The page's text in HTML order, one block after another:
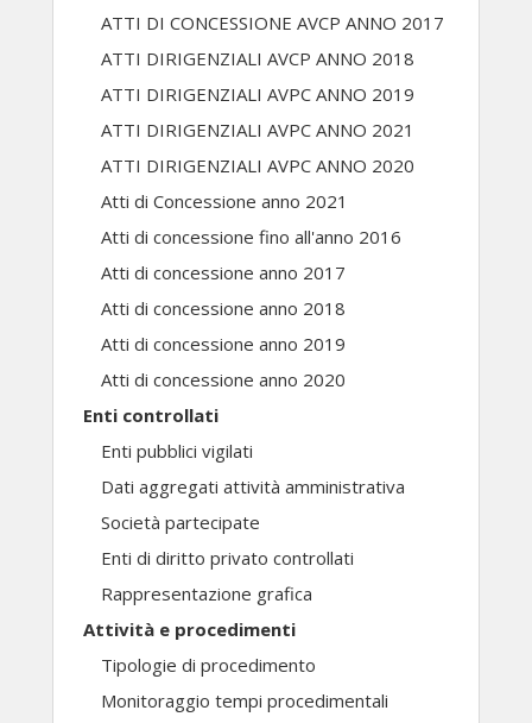
ATTI DI CONCESSIONE AVCP ANNO 2017
ATTI DIRIGENZIALI AVCP ANNO 2018
ATTI DIRIGENZIALI AVPC ANNO 2019
ATTI DIRIGENZIALI AVPC ANNO 2021
ATTI DIRIGENZIALI AVPC ANNO 2020
Atti di Concessione anno 2021
Atti di concessione fino all'anno 2016
Atti di concessione anno 2017
Atti di concessione anno 2018
Atti di concessione anno 2019
Atti di concessione anno 2020
Enti controllati
Enti pubblici vigilati
Dati aggregati attività amministrativa
Società partecipate
Enti di diritto privato controllati
Rappresentazione grafica
Attività e procedimenti
Tipologie di procedimento
Monitoraggio tempi procedimentali